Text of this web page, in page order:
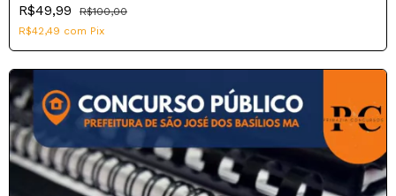
R$49,99
R$100,00
R$42,49 com Pix